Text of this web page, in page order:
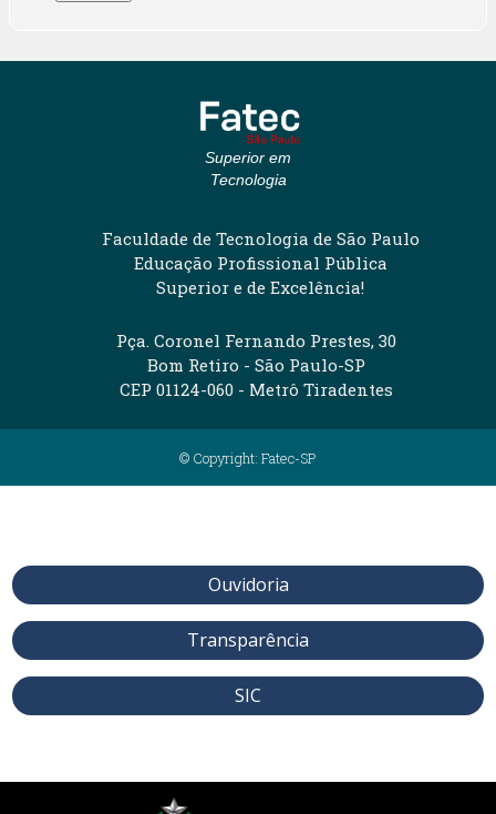
Superior em
Tecnologia
Faculdade de Tecnologia de São Paulo
Educação Profissional Pública
Superior e de Excelência!
Pça. Coronel Fernando Prestes, 30
Bom Retiro - São Paulo-SP
CEP 01124-060 - Metrô Tiradentes
© Copyright: Fatec-SP
Ouvidoria
Transparência
SIC